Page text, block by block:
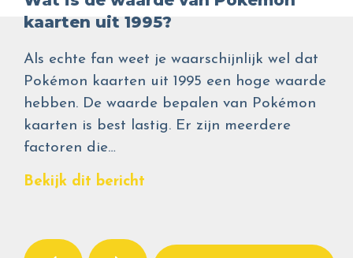
kaarten uit 1995?
Als echte fan weet je waarschijnlijk wel dat
Pokémon kaarten uit 1995 een hoge waarde
hebben. De waarde bepalen van Pokémon
kaarten is best lastig. Er zijn meerdere
factoren die…
Bekijk dit bericht